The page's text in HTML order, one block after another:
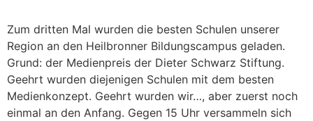
Zum dritten Mal wurden die besten Schulen unserer
Region an den Heilbronner Bildungscampus geladen.
Grund: der Medienpreis der Dieter Schwarz Stiftung.
Geehrt wurden diejenigen Schulen mit dem besten
Medienkonzept. Geehrt wurden wir…, aber zuerst noch
einmal an den Anfang. Gegen 15 Uhr versammeln sich